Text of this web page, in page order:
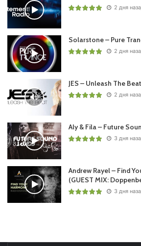
Пользовательская оценка:
2 дня
Solarstone – Pure
2 дня
JES – Unleash The
2 дня
Aly & Fila – Future
3 дня
Andrew Rayel – Find
(GUEST MIX:
3 дня